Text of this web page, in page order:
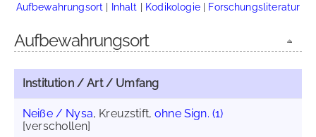
Aufbewahrungsort | Inhalt | Kodikologie| Forschungsliteratur
Aufbewahrungsort
Institution / Art / Umfang
Neiße / Nysa, Kreuzstift,ohne Sign. (1)
[verschollen]